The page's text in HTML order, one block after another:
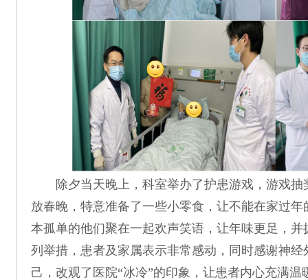
除夕当天晚上，科室举办了护患游戏，游戏
放春晚，特意准备了一些小零食，让不能在家过
本孤单的他们聚在一起欢声笑语，让年味更足，
列举措，患者及家属表示非常感动，同时感谢神
己，改观了医院“冰冷”的印象，让患者内心充满温